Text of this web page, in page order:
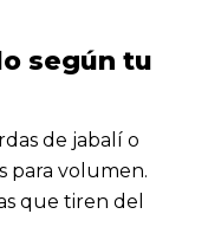
según tu
de jabalí o
para volumen.
que tiren del